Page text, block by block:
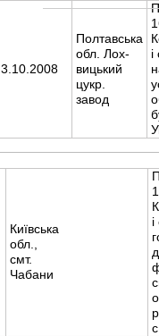
3.10.2008
Полтавська
обл. Лох-
вицький
цукр.
завод
Київська
обл.,
смт.
Чабани